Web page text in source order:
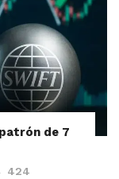
de 7
424